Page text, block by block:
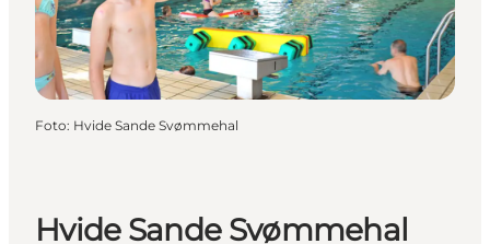
Foto: Hvide Sande Svømmehal
Hvide Sande Svømmehal